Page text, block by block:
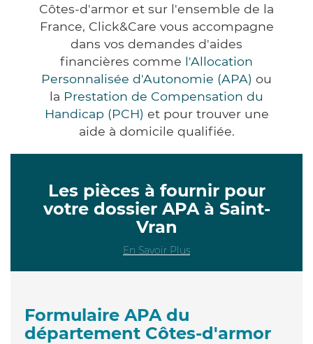
Côtes-d'armor et sur l'ensemble de la
France, Click&Care vous accompagne
dans vos demandes d'aides
financières comme l'Allocation
Personnalisée d'Autonomie (APA) ou
la Prestation de Compensation du
Handicap (PCH) et pour trouver une
aide à domicile qualifiée.
Les pièces à fournir pour
votre dossier APA à Saint-
Vran
En Savoir Plus
Formulaire APA du
département Côtes-d'armor